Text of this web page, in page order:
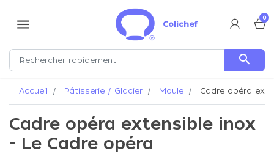
menu Colichef
0
search
Accueil Pâtisserie / Glacier Moule Cadre opéra
Cadre opéra extensible inox
- Le Cadre opéra